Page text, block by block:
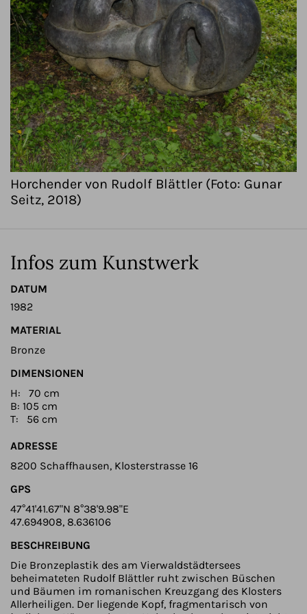
Horchender von Rudolf Blättler (Foto: Gunar
Seitz, 2018)
Infos zum Kunstwerk
DATUM
1982
MATERIAL
Bronze
DIMENSIONEN
H: 70 cm
B: 105 cm
T: 56 cm
ADRESSE
8200 Schaffhausen, Klosterstrasse 16
GPS
47°41'41.67"N 8°38'9.98"E
47.694908, 8.636106
BESCHREIBUNG
Die Bronzeplastik des am Vierwaldstädtersees
beheimateten Rudolf Blättler ruht zwischen Büschen
und Bäumen im romanischen Kreuzgang des Klosters
Allerheiligen. Der liegende Kopf, fragmentarisch von